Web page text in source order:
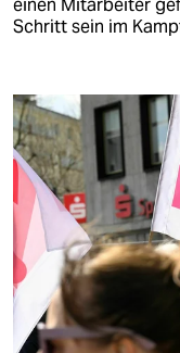
einen Mitarbeiter
Schritt sein im